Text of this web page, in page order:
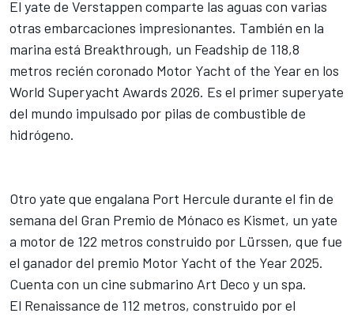
El yate de Verstappen comparte las aguas con varias
otras embarcaciones impresionantes. También en la
marina está Breakthrough, un Feadship de 118,8
metros recién coronado Motor Yacht of the Year en los
World Superyacht Awards 2026. Es el primer superyate
del mundo impulsado por pilas de combustible de
hidrógeno.
Otro yate que engalana Port Hercule durante el fin de
semana del Gran Premio de Mónaco es Kismet, un yate
a motor de 122 metros construido por Lürssen, que fue
el ganador del premio Motor Yacht of the Year 2025.
Cuenta con un cine submarino Art Deco y un spa.
El Renaissance de 112 metros, construido por el